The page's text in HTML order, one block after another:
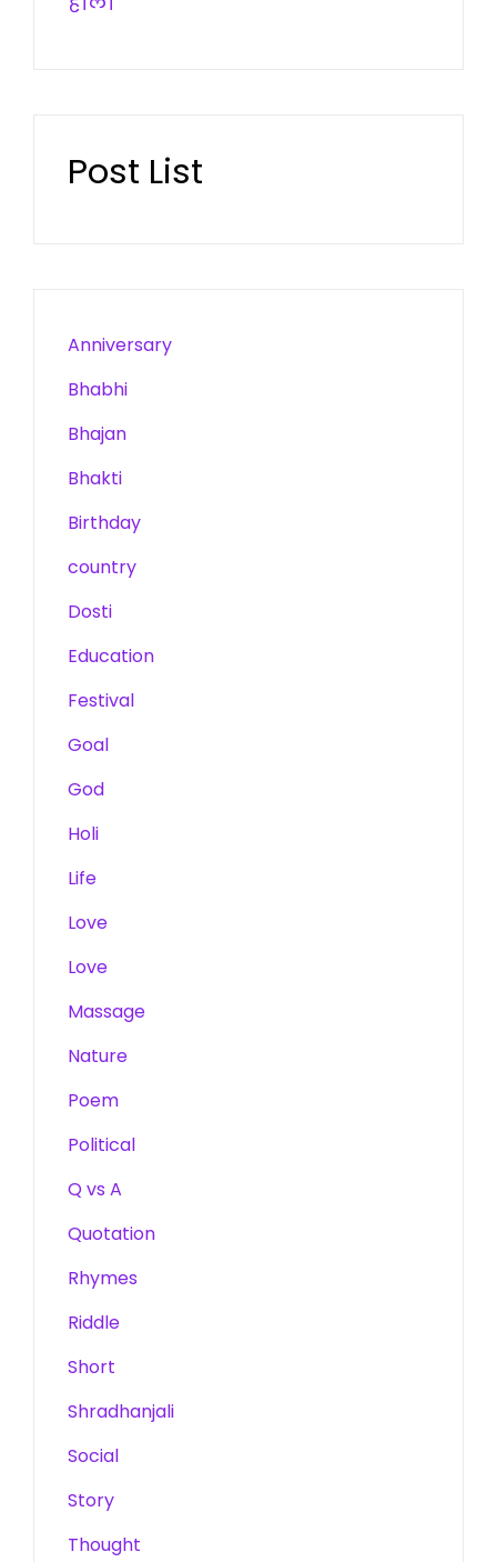
Post List
Anniversary
Bhabhi
Bhajan
Bhakti
Birthday
country
Dosti
Education
Festival
Goal
God
Holi
Life
Love
Love
Massage
Nature
Poem
Political
Q vs A
Quotation
Rhymes
Riddle
Short
Shradhanjali
Social
Story
Thought